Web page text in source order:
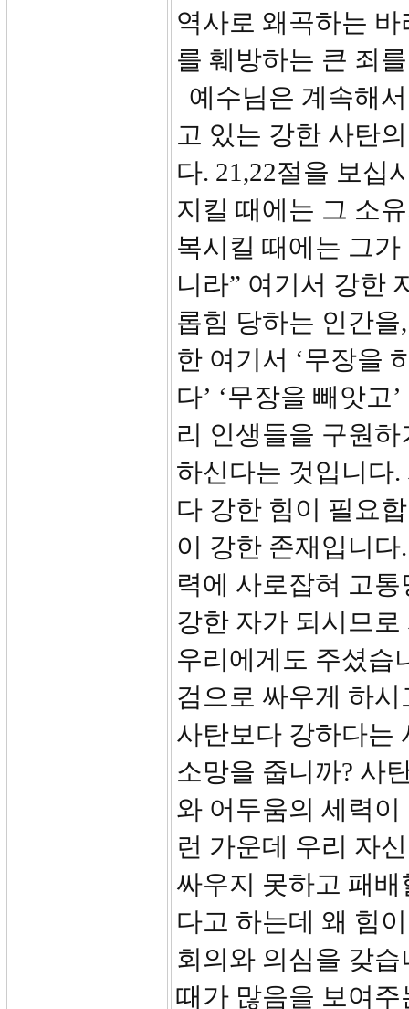
역사로 왜곡하는
를 훼방하는 큰 죄
예수님은 계속해
고 있는 강한 사탄
다. 21,22절을 보십
지킬 때에는 그 소
복시킬 때에는 그
니라” 여기서 강한
롭힘 당하는 인간
한 여기서 ‘무장을
다’ ‘무장을 빼앗고
리 인생들을 구원
하신다는 것입니다
다 강한 힘이 필요
이 강한 존재입니
력에 사로잡혀 고
강한 자가 되시므
우리에게도 주셨습
검으로 싸우게 하
사탄보다 강하다는
소망을 줍니까? 사
와 어두움의 세력
런 가운데 우리 자
싸우지 못하고 패
다고 하는데 왜 힘
회의와 의심을 갖
때가 많음을 보여